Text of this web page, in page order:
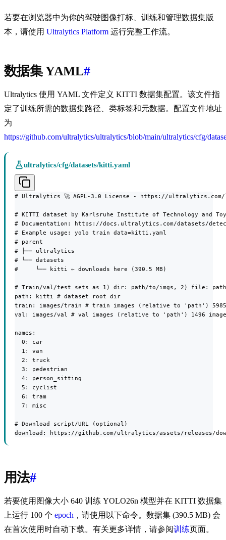
若要在浏览器中为你的驾驶图像打标、训练和管理数据集版
本，请使用 Ultralytics Platform 运行完整工作流。
数据集 YAML#
Ultralytics 使用 YAML 文件定义 KITTI 数据集配置。该文件指
定了训练所需的数据集路径、类标签和元数据。配置文件地址
为
https://github.com/ultralytics/ultralytics/blob/main/ultralytics/cfg/
ultralytics/cfg/datasets/kitti.yaml
# Ultralytics 🚀 AGPL-3.0 License - https://ultralytics.com/
# KITTI dataset by Karlsruhe Institute of Technology and
# Documentation: https://docs.ultralytics.com/datasets/
# Example usage: yolo train data=kitti.yaml
# parent
# ├── ultralytics
# └── datasets
#     └── kitti ← downloads here (390.5 MB)
# Train/val/test sets as 1) dir: path/to/imgs, 2) file:
path: kitti # dataset root dir
train: images/train # train images (relative to 'path') 5985
val: images/val # val images (relative to 'path') 1496
names:
  0: car
  1: van
  2: truck
  3: pedestrian
  4: person_sitting
  5: cyclist
  6: tram
  7: misc
# Download script/URL (optional)
download: https://github.com/ultralytics/assets/releases/
用法#
若要使用图像大小 640 训练 YOLO26n 模型并在 KITTI 数据集
上运行 100 个 epoch ，请使用以下命令。数据集 (390.5 MB) 会
在首次使用时自动下载。有关更多详情，请参阅训练页面。